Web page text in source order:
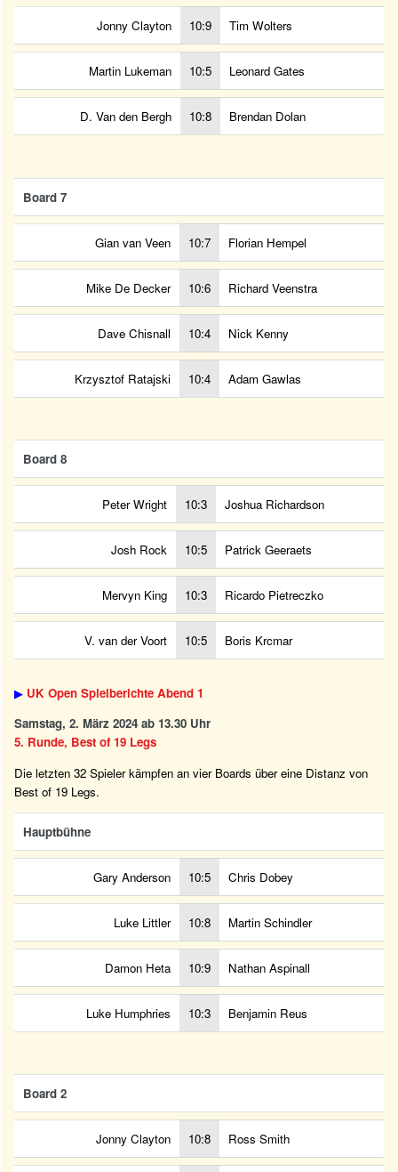
Jonny Clayton 10:9 Tim Wolters
Martin Lukeman 10:5 Leonard Gates
D. Van den Bergh 10:8 Brendan Dolan
Board 7
Gian van Veen 10:7 Florian Hempel
Mike De Decker 10:6 Richard Veenstra
Dave Chisnall 10:4 Nick Kenny
Krzysztof Ratajski 10:4 Adam Gawlas
Board 8
Peter Wright 10:3 Joshua Richardson
Josh Rock 10:5 Patrick Geeraets
Mervyn King 10:3 Ricardo Pietreczko
V. van der Voort 10:5 Boris Krcmar
▶ UK Open Spielberichte Abend 1
Samstag, 2. März 2024 ab 13.30 Uhr
5. Runde, Best of 19 Legs
Die letzten 32 Spieler kämpfen an vier Boards über eine Distanz von
Best of 19 Legs.
Hauptbühne
Gary Anderson 10:5 Chris Dobey
Luke Littler 10:8 Martin Schindler
Damon Heta 10:9 Nathan Aspinall
Luke Humphries 10:3 Benjamin Reus
Board 2
Jonny Clayton 10:8 Ross Smith